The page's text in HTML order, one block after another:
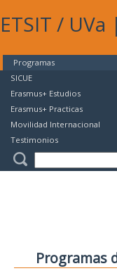
ETSIT / UVa |
Programas
SICUE
Erasmus+ Estudios
Erasmus+ Practicas
Movilidad Internacional
Testimonios
Programas